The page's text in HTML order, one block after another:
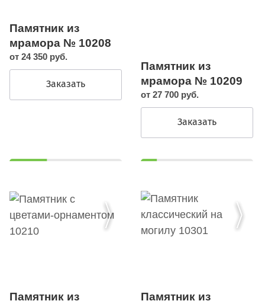
Памятник из
мрамора № 10208
от 24 350 руб.
Заказать
Памятник из
мрамора № 10209
от 27 700 руб.
Заказать
Памятник из
Памятник из